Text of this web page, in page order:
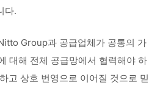
다.
Group과 공급업체가 공통의 가
대해 전체 공급망에서 협력해야 하
고 상호 번영으로 이어질 것으로 믿